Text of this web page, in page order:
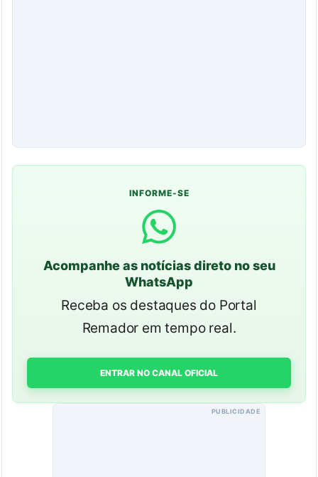
INFORME-SE
Acompanhe as notícias direto no seu
WhatsApp
Receba os destaques do Portal
Remador em tempo real.
ENTRAR NO CANAL OFICIAL
PUBLICIDADE